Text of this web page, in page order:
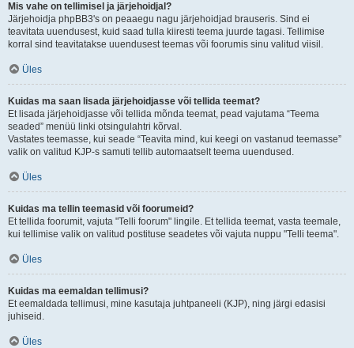
Mis vahe on tellimisel ja järjehoidjal?
Järjehoidja phpBB3's on peaaegu nagu järjehoidjad brauseris. Sind ei
teavitata uuendusest, kuid saad tulla kiiresti teema juurde tagasi. Tellimise
korral sind teavitatakse uuendusest teemas või foorumis sinu valitud viisil.
Üles
Kuidas ma saan lisada järjehoidjasse või tellida teemat?
Et lisada järjehoidjasse või tellida mõnda teemat, pead vajutama “Teema
seaded” menüü linki otsingulahtri kõrval.
Vastates teemasse, kui seade “Teavita mind, kui keegi on vastanud teemasse”
valik on valitud KJP-s samuti tellib automaatselt teema uuendused.
Üles
Kuidas ma tellin teemasid või foorumeid?
Et tellida foorumit, vajuta "Telli foorum" lingile. Et tellida teemat, vasta teemale,
kui tellimise valik on valitud postituse seadetes või vajuta nuppu "Telli teema".
Üles
Kuidas ma eemaldan tellimusi?
Et eemaldada tellimusi, mine kasutaja juhtpaneeli (KJP), ning järgi edasisi
juhiseid.
Üles